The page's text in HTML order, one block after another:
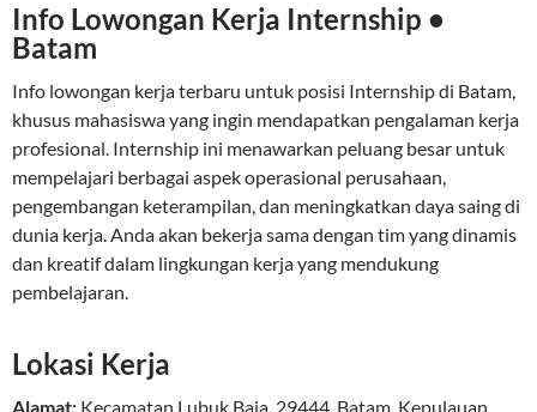
Info Lowongan Kerja Internship •
Batam
Info lowongan kerja terbaru untuk posisi Internship di Batam,
khusus mahasiswa yang ingin mendapatkan pengalaman kerja
profesional. Internship ini menawarkan peluang besar untuk
mempelajari berbagai aspek operasional perusahaan,
pengembangan keterampilan, dan meningkatkan daya saing di
dunia kerja. Anda akan bekerja sama dengan tim yang dinamis
dan kreatif dalam lingkungan kerja yang mendukung
pembelajaran.
Lokasi Kerja
Alamat: Kecamatan Lubuk Baja, 29444, Batam, Kepulauan